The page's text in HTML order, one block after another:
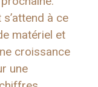
à ce
matériel et
croissance
une